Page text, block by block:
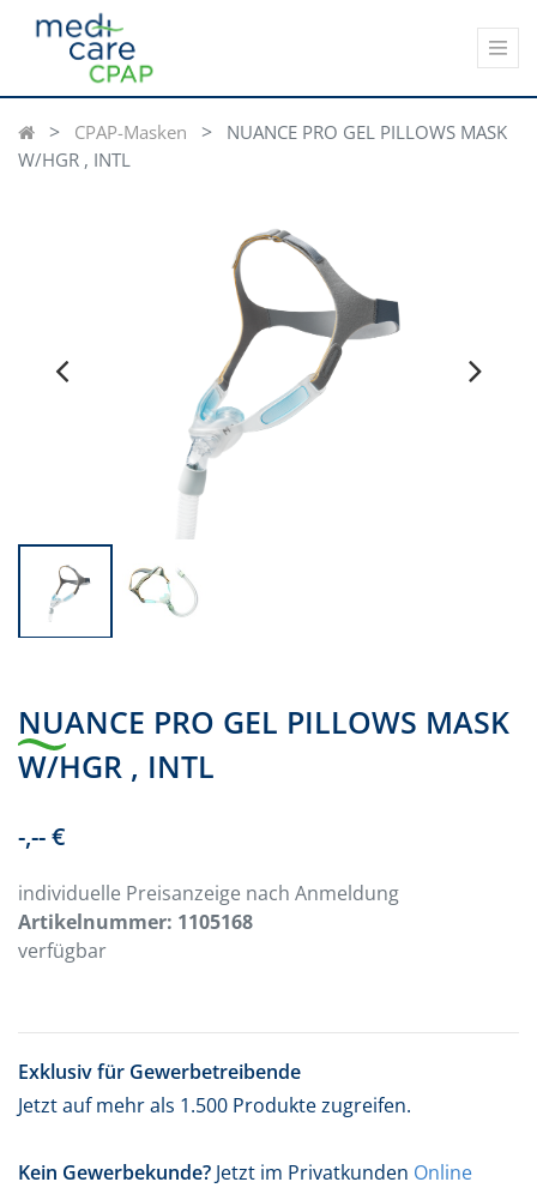
CPAP-Masken
NUANCE PRO GEL PILLOWS MASK
W/HGR , INTL
NUANCE PRO GEL PILLOWS MASK
W/HGR , INTL
-,-- €
individuelle Preisanzeige nach Anmeldung
Artikelnummer: 1105168
verfügbar
Exklusiv für Gewerbetreibende
Jetzt auf mehr als 1.500 Produkte zugreifen.
Kein Gewerbekunde? Jetzt im Privatkunden Online